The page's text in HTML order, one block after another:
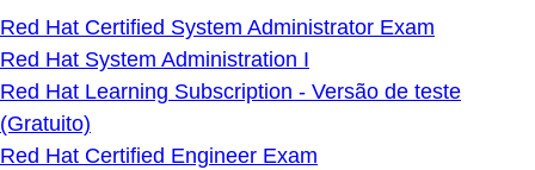
Red Hat Certified System Administrator Exam
Red Hat System Administration I
Red Hat Learning Subscription - Versão de teste
(Gratuito)
Red Hat Certified Engineer Exam